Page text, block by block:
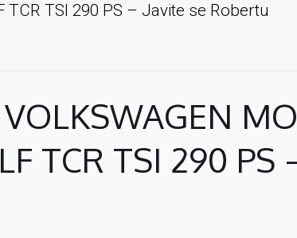
TCR TSI 290 PS – Javite se Robertu
TCR TSI 290 PS